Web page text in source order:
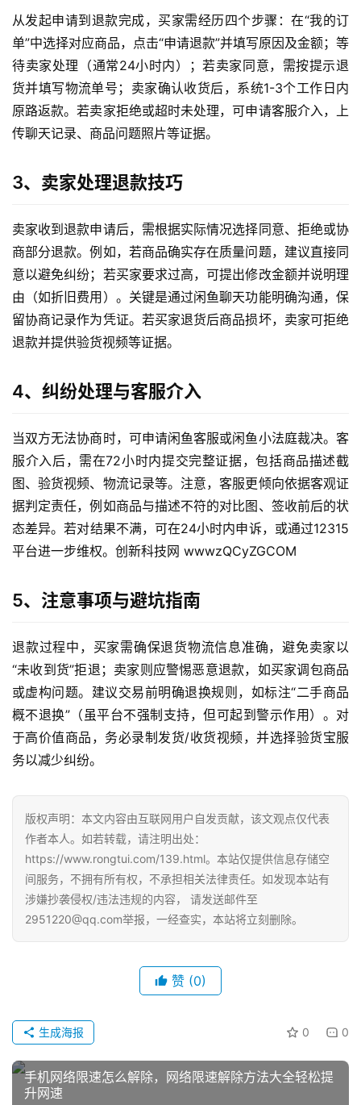
首
页
自
媒
G
O
优
化
A
i
观
电
商
运
营
引
流
推
广
登录 注册
从发起申请到退款完成，买家需经历四个步骤：在“我的订
单”中选择对应商品，点击“申请退款”并填写原因及金额；等
待卖家处理（通常24小时内）；若卖家同意，需按提示退
货并填写物流单号；卖家确认收货后，系统1-3个工作日内
原路返款。若卖家拒绝或超时未处理，可申请客服介入，上
传聊天记录、商品问题照片等证据。
3、卖家处理退款技巧
卖家收到退款申请后，需根据实际情况选择同意、拒绝或协
商部分退款。例如，若商品确实存在质量问题，建议直接同
意以避免纠纷；若买家要求过高，可提出修改金额并说明理
由（如折旧费用）。关键是通过闲鱼聊天功能明确沟通，保
留协商记录作为凭证。若买家退货后商品损坏，卖家可拒绝
退款并提供验货视频等证据。
4、纠纷处理与客服介入
当双方无法协商时，可申请闲鱼客服或闲鱼小法庭裁决。客
服介入后，需在72小时内提交完整证据，包括商品描述截
图、验货视频、物流记录等。注意，客服更倾向依据客观证
据判定责任，例如商品与描述不符的对比图、签收前后的状
态差异。若对结果不满，可在24小时内申诉，或通过12315
平台进一步维权。创新科技网 wwwzQCyZGCOM
5、注意事项与避坑指南
退款过程中，买家需确保退货物流信息准确，避免卖家以
“未收到货”拒退；卖家则应警惕恶意退款，如买家调包商品
或虚构问题。建议交易前明确退换规则，如标注“二手商品
概不退换”（虽平台不强制支持，但可起到警示作用）。对
于高价值商品，务必录制发货/收货视频，并选择验货宝服
务以减少纠纷。
版权声明：本文内容由互联网用户自发贡献，该文观点仅代表
作者本人。如若转载，请注明出处：
https://www.rongtui.com/139.html。本站仅提供信息存储空
间服务，不拥有所有权，不承担相关法律责任。如发现本站有
涉嫌抄袭侵权/违法违规的内容， 请发送邮件至
2951220@qq.com举报，一经查实，本站将立刻删除。
赞 (0)
0 0
生成海报
手机网络限速怎么解除，网络限速解除方法大全轻松提
升网速